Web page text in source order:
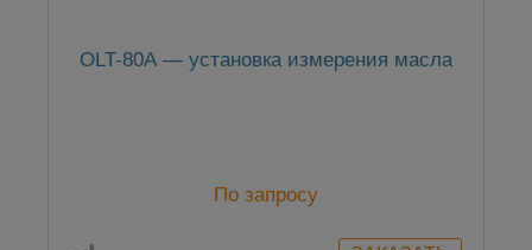
OLT-80А — установка измерения масла
По запросу